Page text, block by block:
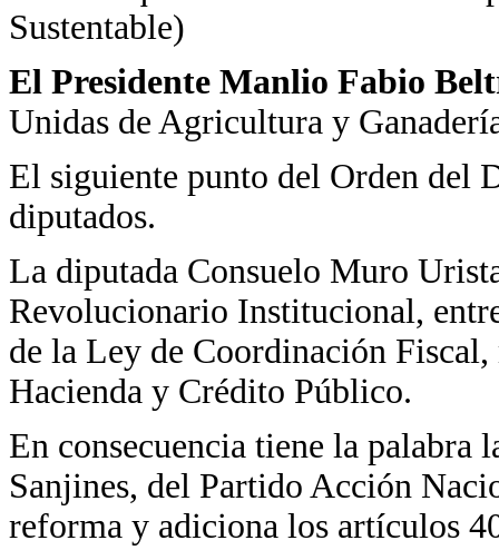
Sustentable)
El Presidente Manlio Fabio
Unidas de Agricultura y
El siguiente punto del Orden del
diputados.
La diputada Consuelo Muro
Revolucionario Institucional,
de la Ley de Coordinación
Hacienda y Crédito Público.
En consecuencia tiene la
Sanjines, del Partido Acción
reforma y adiciona los artículos